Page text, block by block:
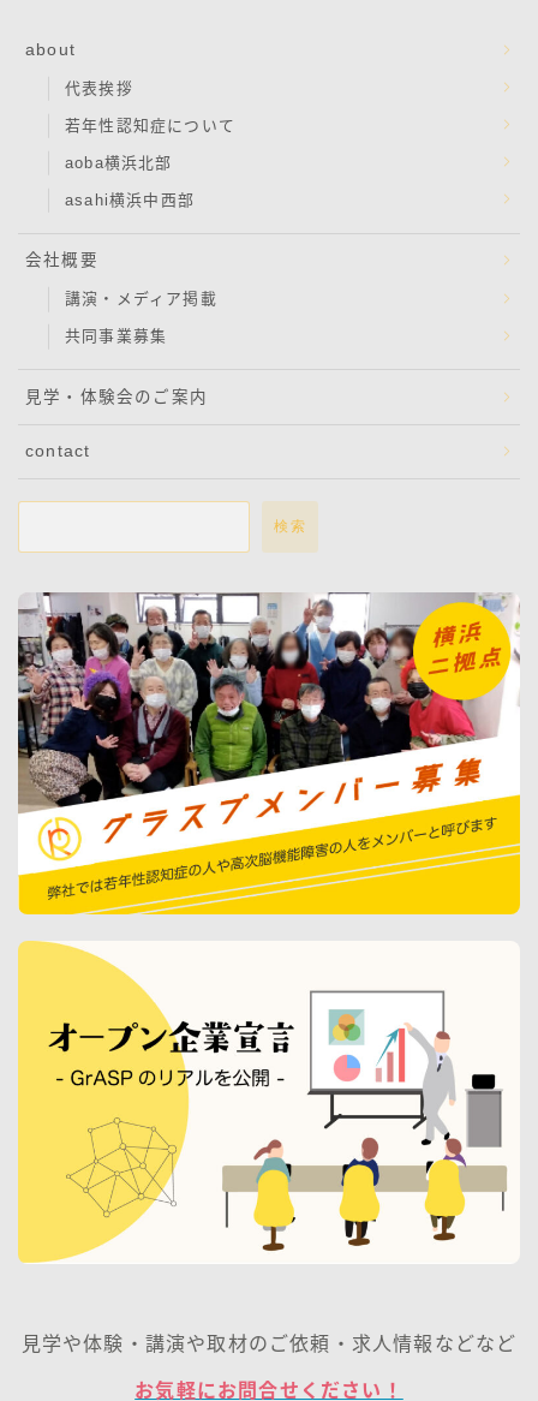
about
代表挨拶
若年性認知症について
aoba横浜北部
asahi横浜中西部
会社概要
講演・メディア掲載
共同事業募集
見学・体験会のご案内
contact
検索
見学や体験・講演や取材のご依頼・求人情報などなど
お気軽にお問合せください！